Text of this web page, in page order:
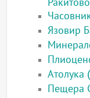
Язовир
Атолука
Пещера